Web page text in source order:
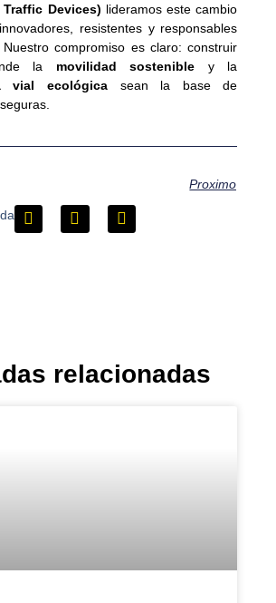
Traffic Devices) lideramos este cambio
resistentes y responsables
compromiso es claro: construir
la movilidad sostenible y la
vial ecológicasean la base de
Proximo
relacionadas